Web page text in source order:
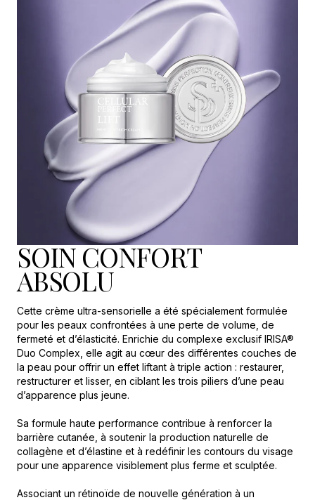
SOIN CONFORT
ABSOLU
Cette crème ultra-sensorielle a été spécialement formulée
pour les peaux confrontées à une perte de volume, de
fermeté et d’élasticité. Enrichie du complexe exclusif IRISA®
Duo Complex, elle agit au cœur des différentes couches de
la peau pour offrir un effet liftant à triple action : restaurer,
restructurer et lisser, en ciblant les trois piliers d’une peau
d’apparence plus jeune.
Sa formule haute performance contribue à renforcer la
barrière cutanée, à soutenir la production naturelle de
collagène et d’élastine et à redéfinir les contours du visage
pour une apparence visiblement plus ferme et sculptée.
Associant un rétinoïde de nouvelle génération à un